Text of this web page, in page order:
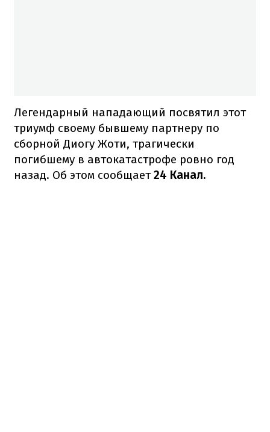
Легендарный нападающий посвятил этот
триумф своему бывшему партнеру по
сборной Диогу Жоти, трагически
погибшему в автокатастрофе ровно год
назад. Об этом сообщает24 Канал.